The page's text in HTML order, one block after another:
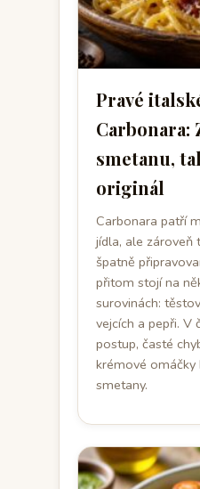
Pravé
Carbonara:
smetanu,
originál
Carbonara patří
jídla, ale zároveň
špatně
přitom stojí na
surovinách:
vejcích a pepři. V
postup, časté
krémové omáčky
smetany.